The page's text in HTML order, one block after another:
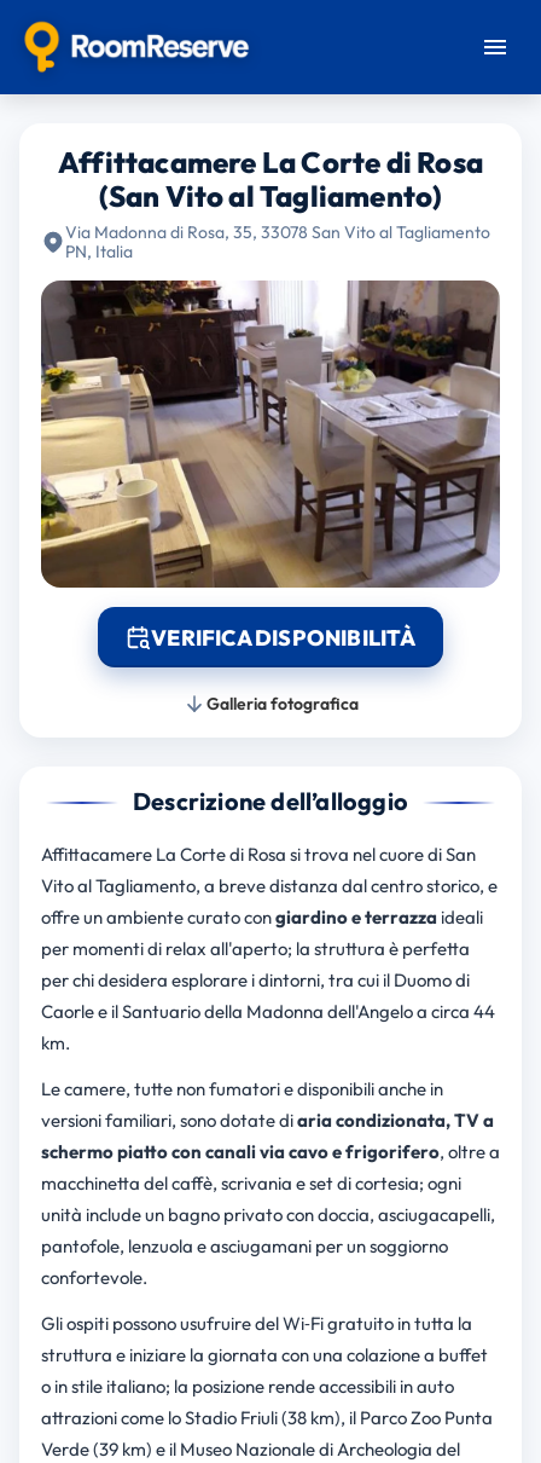
Affittacamere La Corte di Rosa
(San Vito al Tagliamento)
Via Madonna di Rosa, 35, 33078 San Vito al Tagliamento
PN, Italia
VERIFICA DISPONIBILITÀ
Galleria fotografica
Descrizione dell’alloggio
Affittacamere La Corte di Rosa si trova nel cuore di San
Vito al Tagliamento, a breve distanza dal centro storico, e
offre un ambiente curato congiardino e terrazzaideali
per momenti di relax all'aperto; la struttura è perfetta
per chi desidera esplorare i dintorni, tra cui il Duomo di
Caorle e il Santuario della Madonna dell'Angelo a circa 44
km.
Le camere, tutte non fumatori e disponibili anche in
versioni familiari, sono dotate diaria condizionata, TV a
schermo piatto con canali via cavo e frigorifero, oltre a
macchinetta del caffè, scrivania e set di cortesia; ogni
unità include un bagno privato con doccia, asciugacapelli,
pantofole, lenzuola e asciugamani per un soggiorno
confortevole.
Gli ospiti possono usufruire del Wi‑Fi gratuito in tutta la
struttura e iniziare la giornata con una colazione a buffet
o in stile italiano; la posizione rende accessibili in auto
attrazioni come lo Stadio Friuli (38 km), il Parco Zoo Punta
Verde (39 km) e il Museo Nazionale di Archeologia del